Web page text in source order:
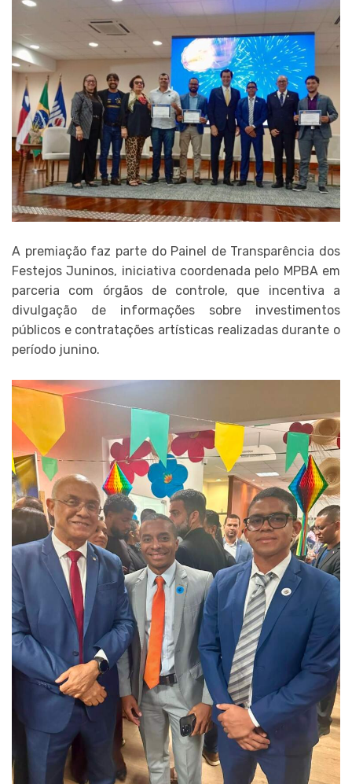
A premiação faz parte do Painel de Transparência dos
Festejos Juninos, iniciativa coordenada pelo MPBA em
parceria com órgãos de controle, que incentiva a
divulgação de informações sobre investimentos
públicos e contratações artísticas realizadas durante o
período junino.